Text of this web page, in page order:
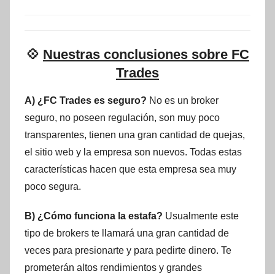
💠 Nuestras conclusiones sobre FC
Trades
A) ¿FC Trades es seguro? No es un broker
seguro, no poseen regulación, son muy poco
transparentes, tienen una gran cantidad de quejas,
el sitio web y la empresa son nuevos. Todas estas
características hacen que esta empresa sea muy
poco segura.
B) ¿Cómo funciona la estafa? Usualmente este
tipo de brokers te llamará una gran cantidad de
veces para presionarte y para pedirte dinero. Te
prometerán altos rendimientos y grandes